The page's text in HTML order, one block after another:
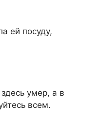
ей посуду,
умер, а в
всем.